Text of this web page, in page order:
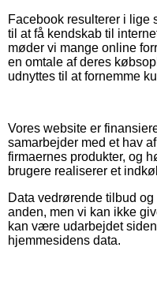
Facebook resulterer i
til at få kendskab til
møder vi mange online
en omtale af deres
udnyttes til at fornemme
Vores website er
samarbejder med et hav
firmaernes produkter, og
brugere realiserer et
Data vedrørende tilbud
anden, men vi kan ikke
kan være udarbejdet
hjemmesidens data.